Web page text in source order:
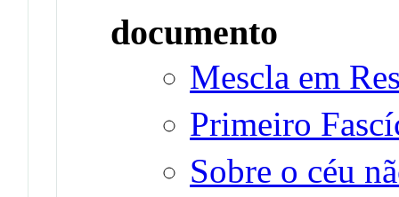
documento
Mescla em
Primeiro
Sobre o céu